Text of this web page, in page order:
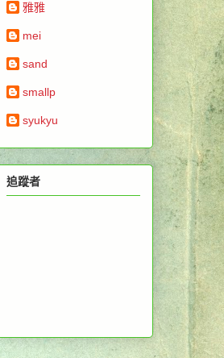
雅雅
mei
sand
smallp
syukyu
追蹤者